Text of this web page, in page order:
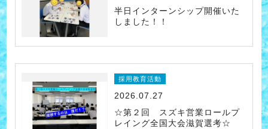
半日インターンシップ開催いた
しました！！
採用教育活動
2026.07.27
☆第２回 スズキ営業ロールプ
レイング全国大会滋賀選考☆